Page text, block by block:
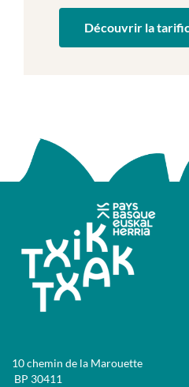
Découvrir la
10 chemin de la Marouette
BP 30411